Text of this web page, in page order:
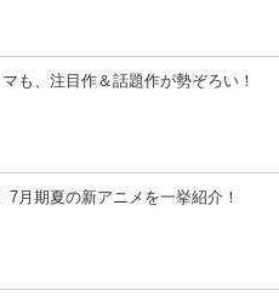
も、注目作＆話題作が勢ぞろい！
7月期夏の新アニメを一挙紹介！